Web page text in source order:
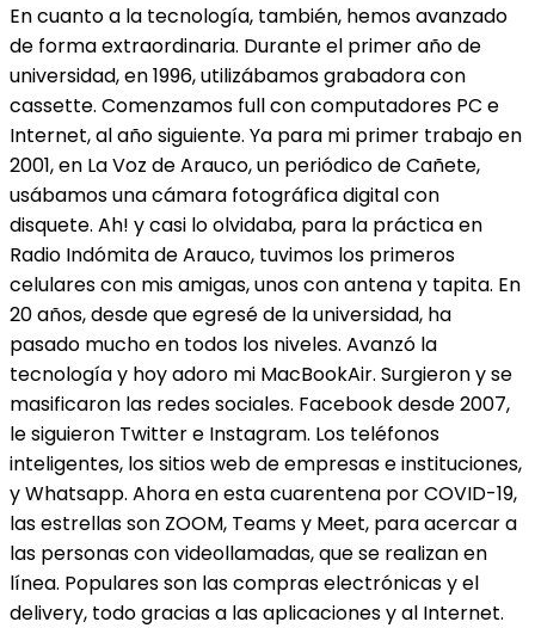
En cuanto a la tecnología, también, hemos avanzado
de forma extraordinaria. Durante el primer año de
universidad, en 1996, utilizábamos grabadora con
cassette. Comenzamos full con computadores PC e
Internet, al año siguiente. Ya para mi primer trabajo en
2001, en La Voz de Arauco, un periódico de Cañete,
usábamos una cámara fotográfica digital con
disquete. Ah! y casi lo olvidaba, para la práctica en
Radio Indómita de Arauco, tuvimos los primeros
celulares con mis amigas, unos con antena y tapita. En
20 años, desde que egresé de la universidad, ha
pasado mucho en todos los niveles. Avanzó la
tecnología y hoy adoro mi MacBookAir. Surgieron y se
masificaron las redes sociales. Facebook desde 2007,
le siguieron Twitter e Instagram. Los teléfonos
inteligentes, los sitios web de empresas e instituciones,
y Whatsapp. Ahora en esta cuarentena por COVID-19,
las estrellas son ZOOM, Teams y Meet, para acercar a
las personas con videollamadas, que se realizan en
línea. Populares son las compras electrónicas y el
delivery, todo gracias a las aplicaciones y al Internet.